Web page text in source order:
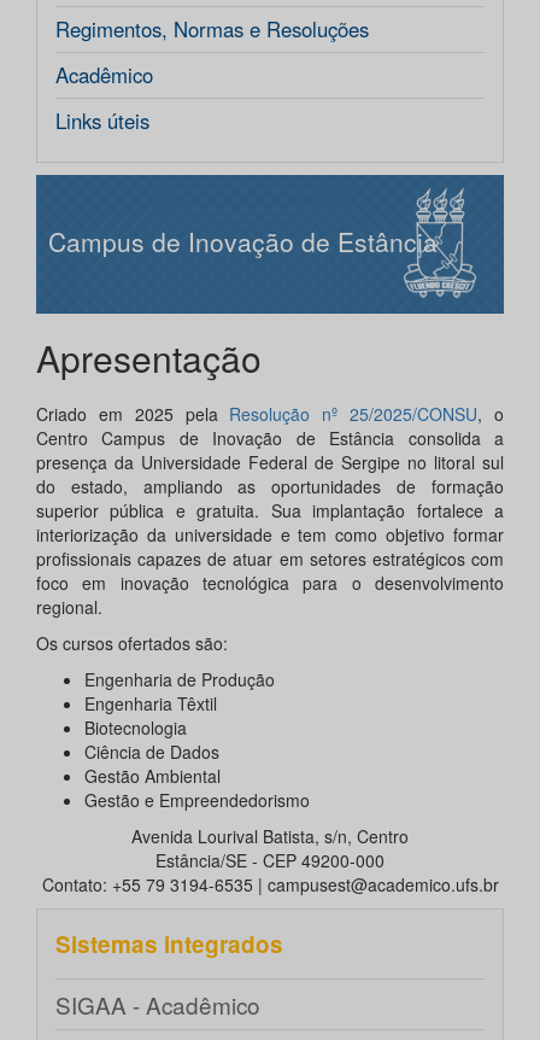
Regimentos, Normas e Resoluções
Acadêmico
Links úteis
Campus de Inovação de Estância
Apresentação
Criado em 2025 pela Resolução nº 25/2025/CONSU, o
Centro Campus de Inovação de Estância consolida a
presença da Universidade Federal de Sergipe no litoral sul
do estado, ampliando as oportunidades de formação
superior pública e gratuita. Sua implantação fortalece a
interiorização da universidade e tem como objetivo formar
profissionais capazes de atuar em setores estratégicos com
foco em inovação tecnológica para o desenvolvimento
regional.
Os cursos ofertados são:
Engenharia de Produção
Engenharia Têxtil
Biotecnologia
Ciência de Dados
Gestão Ambiental
Gestão e Empreendedorismo
Avenida Lourival Batista, s/n, Centro
Estância/SE - CEP 49200-000
Contato: +55 79 3194-6535 | campusest@academico.ufs.br
Sistemas integrados
SIGAA - Acadêmico